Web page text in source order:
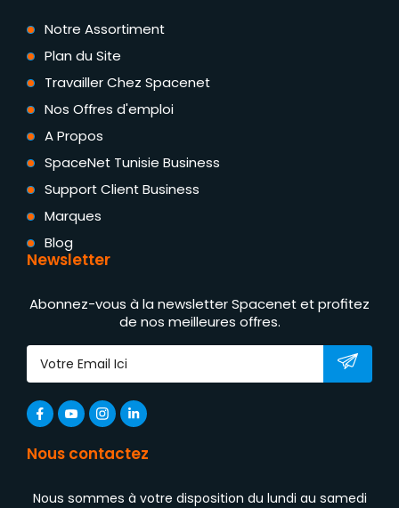
Notre Assortiment
Plan du Site
Travailler Chez Spacenet
Nos Offres d'emploi
A Propos
SpaceNet Tunisie Business
Support Client Business
Marques
Blog
Newsletter
Abonnez-vous à la newsletter Spacenet et profitez
de nos meilleures offres.
Nous contactez
Nous sommes à votre disposition du lundi au samedi